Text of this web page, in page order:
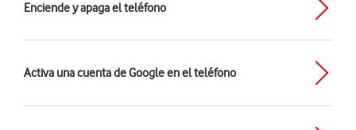
Enciende y apaga el teléfono
Activa una cuenta de Google en el teléfono